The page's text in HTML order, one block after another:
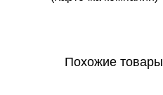
Похожие товары